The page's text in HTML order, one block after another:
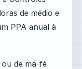
de médio e
PPA anual à
ou de má-fé